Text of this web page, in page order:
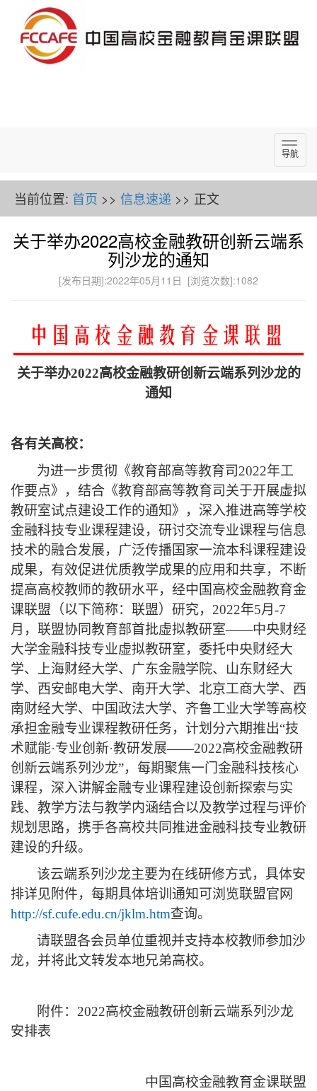
导
航
导航
当前位置: 首页 >> 信息速递 >> 正文
关于举办2022高校金融教研创新云端系
列沙龙的通知
[发布日期]:2022年05月11日 [浏览次数]:1082
关于举办2022高校金融教研创新云端系列沙龙的
通知
各有关高校：
为进一步贯彻《教育部高等教育司 2022年工
作要点》，结合《教育部高等教育司关于开展虚拟
教研室试点建设工作的通知》，深入推进高等学校
金融科技专业课程建设，研讨交流专业课程与信息
技术的融合发展，广泛传播国家一流本科课程建设
成果，有效促进优质教学成果的应用和共享，不断
提高高校教师的教研水平，经中国高校金融教育金
课联盟（以下简称：联盟）研究， 2022年5月 -7
月，联盟协同教育部首批虚拟教研室——中央财经
大学金融科技专业虚拟教研室，委托中央财经大
学、上海财经大学、广东金融学院、山东财经大
学、西安邮电大学、南开大学、北京工商大学、西
南财经大学、中国政法大学、齐鲁工业大学等高校
承担金融专业课程教研任务，计划分六期推出“技
术赋能·专业创新·教研发展——2022高校金融教研
创新云端系列沙龙”，每期聚焦一门金融科技核心
课程，深入讲解金融专业课程建设创新探索与实
践、教学方法与教学内涵结合以及教学过程与评价
规划思路，携手各高校共同推进金融科技专业教研
建设的升级。
该云端系列沙龙主要为在线研修方式，具体安
排详见附件，每期具体培训通知可浏览联盟官网
http://sf.cufe.edu.cn/jklm.htm查询。
请联盟各会员单位重视并支持本校教师参加沙
龙，并将此文转发本地兄弟高校。
附件： 2022高校金融教研创新云端系列沙龙
安排表
中国高校金融教育金课联盟